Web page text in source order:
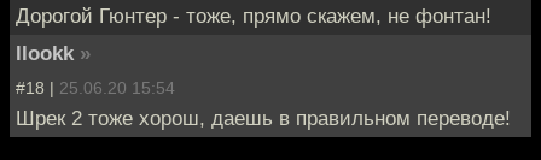
Дорогой Гюнтер - тоже, прямо скажем, не фонтан!
llookk »
#18 | 25.06.20 15:54
Шрек 2 тоже хорош, даешь в правильном переводе!